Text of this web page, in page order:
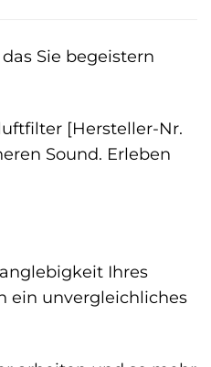
Sie begeistern
[Hersteller-Nr.
Sound. Erleben
Ihres
ein unvergleichliches